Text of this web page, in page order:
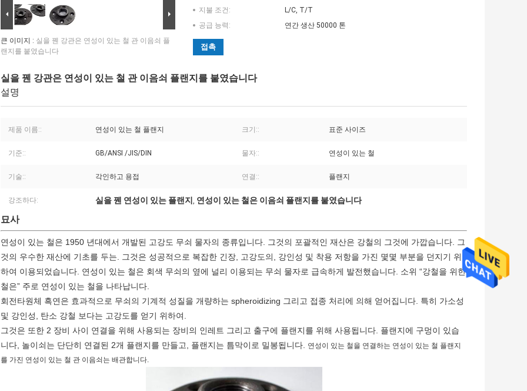
큰 이미지 : 실을 꿴 강관은 연성이 있는 철 관 이음쇠 플
랜지를 붙였습니다
지불 조건:
L/C, T/T
공급 능력:
연간 생산 50000 톤
접촉
실을 꿴 강관은 연성이 있는 철 관 이음쇠 플랜지를 붙였습니다
설명
제품 이름:: 연성이 있는 철 플랜지 크기:: 표준 사이즈
기준:: GB/ANSI /JIS/DIN 물자:: 연성이 있는 철
기술:: 각인하고 용접 연결:: 플랜지
강조하다: 실을 꿴 연성이 있는 플랜지 , 연성이 있는 철은 이음쇠 플랜지를 붙였습니다
묘사
연성이 있는 철은 1950 년대에서 개발된 고강도 무쇠 물자의 종류입니다. 그것의 포괄적인 재산은 강철의 그것에 가깝습니다. 그
것의 우수한 재산에 기초를 두는. 그것은 성공적으로 복잡한 긴장, 고강도의, 강인성 및 착용 저항을 가진 몇몇 부분을 던지기 위
하여 이용되었습니다. 연성이 있는 철은 회색 무쇠의 옆에 널리 이용되는 무쇠 물자로 급속하게 발전했습니다. 소위 “강철을 위한
철은” 주로 연성이 있는 철을 나타납니다.
회전타원체 흑연은 효과적으로 무쇠의 기계적 성질을 개량하는 spheroidizing 그리고 접종 처리에 의해 얻어집니다. 특히 가소성
및 강인성, 탄소 강철 보다는 고강도를 얻기 위하여.
그것은 또한 2 장비 사이 연결을 위해 사용되는 장비의 인레트 그리고 출구에 플랜지를 위해 사용됩니다. 플랜지에 구멍이 있습
니다, 놀이쇠는 단단히 연결된 2개 플랜지를 만들고, 플랜지는 틈막이로 밀봉됩니다. 연성이 있는 철을 연결하는 연성이 있는 철 플랜지
를 가진 연성이 있는 철 관 이음쇠는 배관합니다.